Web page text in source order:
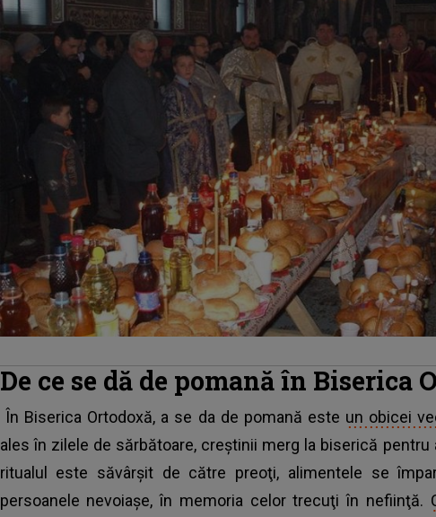
De ce se dă de pomană în Biserica
În Biserica Ortodoxă, a se da de pomană este un obicei
ales în zilele de sărbătoare, creştinii merg la biserică
ritualul este săvârşit de către preoţi, alimentele se
persoanele nevoiaşe, în memoria celor trecuţi în nefiinţă.